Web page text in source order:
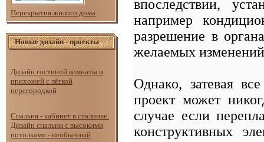
Перекрытия жилого дома
Новые дизайн - проекты
Дизайн гостиной комнаты и
прихожей с лёгкой
перегородкой
Спальня - кабинет в сталинке.
Дизайн спальни с высокими
потолками - необычный
впоследствии,
например
разрешение в
желаемых
Однако, затевая
проект может
случае если
конструктивных